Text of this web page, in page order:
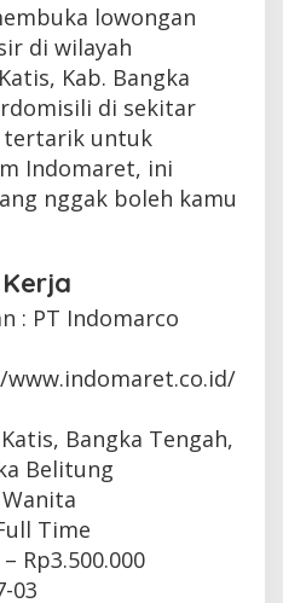
lowongan
di wilayah
Kab. Bangka
di sekitar
tertarik untuk
Indomaret, ini
nggak boleh kamu
: PT Indomarco
Bangka Tengah,
Belitung
Time
– Rp3.500.000
03